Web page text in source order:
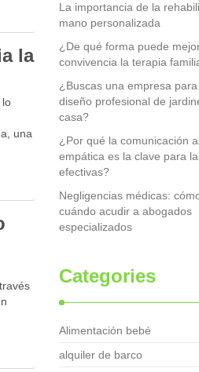
la
lo
una
La importancia de la
mano personalizada
¿De qué forma puede
convivencia la terapia
¿Buscas una empresa
diseño profesional de
casa?
¿Por qué la comunicación
empática es la clave para
efectivas?
Negligencias médicas:
cuándo acudir a abogados
especializados
Categories
Alimentación bebé
alquiler de barco